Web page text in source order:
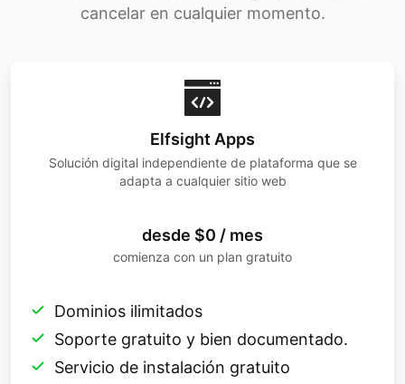
cancelar en cualquier momento.
Elfsight Apps
Solución digital independiente de plataforma que se
adapta a cualquier sitio web
desde $0 / mes
comienza con un plan gratuito
Dominios ilimitados
Soporte gratuito y bien documentado.
Servicio de instalación gratuito